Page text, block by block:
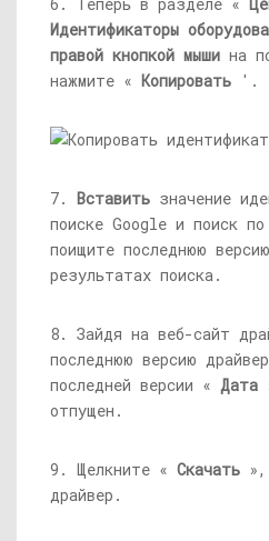
Идентификаторы
правой кнопкой мыши на
нажмите « Копировать '.
7. Вставить значение
поиске Google и поиск
поищите последнюю
результатах поиска.
8. Зайдя на веб-сайт
последнюю версию
последней версии « Дата
отпущен.
9. Щелкните « Скачать »,
драйвер.